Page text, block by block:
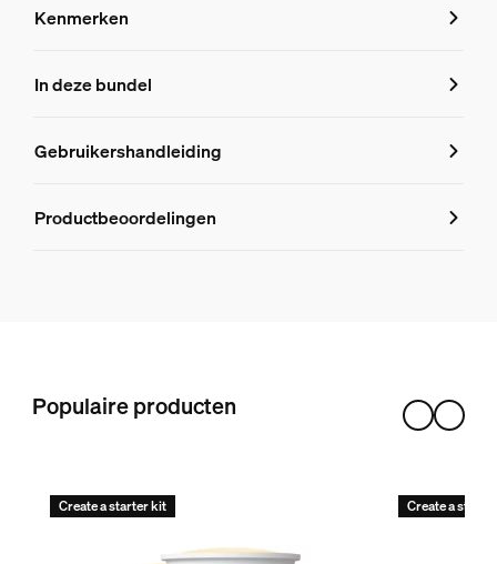
Kenmerken
Kenmerken
8719514874442
Productinformatie
In deze bundel
Gebruikershandleiding
Productbeoordelingen
Populaire producten
Create a starter kit Create a